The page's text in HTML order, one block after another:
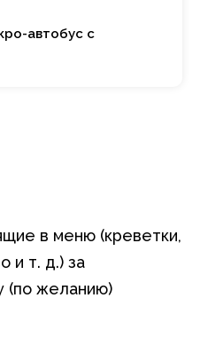
автобус с
в меню (креветки,
и т. д.) за
(по желанию)